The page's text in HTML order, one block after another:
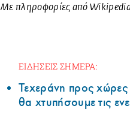
Με πληροφορίες από
ΕΙΔΗΣΕΙΣ ΣΗΜΕΡΑ:
Τεχεράνη προς
θα χτυπήσουμε τις